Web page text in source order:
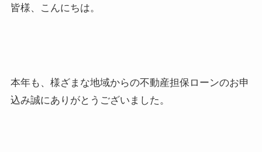
皆様、こんにちは。
本年も、様ざまな地域からの不動産担保ローンのお申
込み誠にありがとうございました。